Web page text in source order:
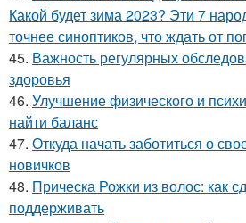
Какой будет зима 2023? Эти 7
точнее синоптиков, что ждать от
45. Важность регулярных
здоровья
46. Улучшение физического и
найти баланс
47. Откуда начать заботиться о
новичков
48. Прическа Рожки из волос: как
поддерживать